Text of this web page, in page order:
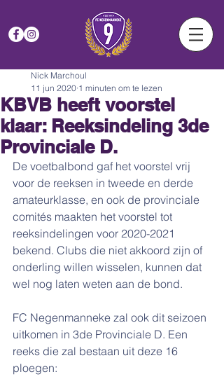
KBVB heeft voorstel
klaar: Reeksindeling 3de
Provinciale D.
Nick Marchoul
11 jun 2020 1 minuten om te lezen
De voetbalbond gaf het voorstel vrij
voor de reeksen in tweede en derde
amateurklasse, en ook de provinciale
comités maakten het voorstel tot
reeksindelingen voor 2020-2021
bekend. Clubs die niet akkoord zijn of
onderling willen wisselen, kunnen dat
wel nog laten weten aan de bond.
FC Negenmanneke zal ook dit seizoen
uitkomen in 3de Provinciale D. Een
reeks die zal bestaan uit deze 16
ploegen: